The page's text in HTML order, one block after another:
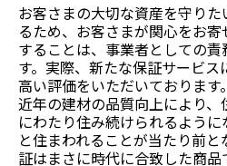
お客さまの大切な資産を守り
るため、お客さまが関心をお
することは、事業者としての
す。実際、新たな保証サービ
高い評価をいただいております。
近年の建材の品質向上により
にわたり住み続けられるよう
と住まわれることが当たり前
証はまさに時代に合致した商